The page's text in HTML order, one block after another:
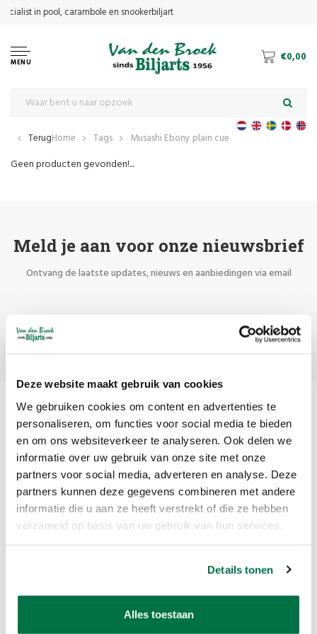
Deze website maakt gebruik van cookies
We gebruiken cookies om content en advertenties te
personaliseren, om functies voor social media te bieden
en om ons websiteverkeer te analyseren. Ook delen we
informatie over uw gebruik van onze site met onze
partners voor social media, adverteren en analyse. Deze
partners kunnen deze gegevens combineren met andere
informatie die u aan ze heeft verstrekt of die ze hebben
verzameld op basis van uw gebruik van hun services.
Details tonen
Alles toestaan
MENU €0,00
TerugHome Tags Musashi Ebony plain cue
Geen producten gevonden!...
Meld je aan voor onze nieuwsbrief
Ontvang de laatste updates, nieuws en aanbiedingen via email
Abonneer
Van den Broek Biljarts staat voor kwaliteit, vakmanschap en service.
Van den Broek Biljarts
Nederland
app ons op 036-5374054